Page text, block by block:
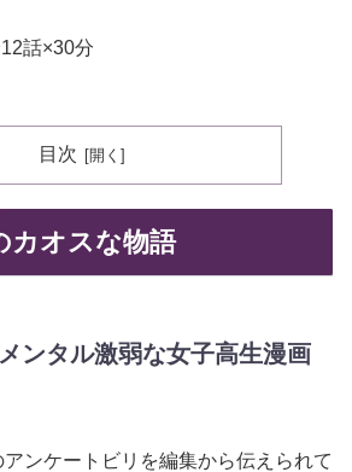
話×30分
目次
カオスな物語
ンタル激弱な女子高生漫画
ンケートビリを編集から伝えられて